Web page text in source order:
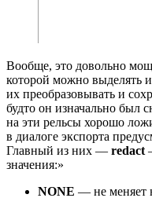
Вообще, это довольно
которой можно выделять
их преобразовывать и
будто он изначально был
на эти рельсы хорошо
в диалоге экспорта
Главный из них — redact
значения:»
NONE — не меняет